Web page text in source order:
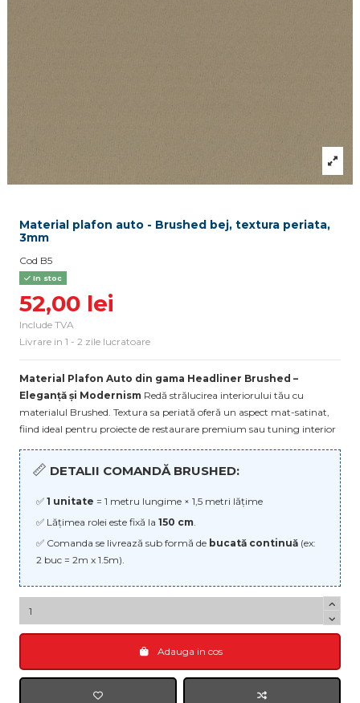
Material plafon auto - Brushed bej, textura periata,
3mm
Cod B5
In stoc
52,00 lei
Include TVA
Livrare in 1 - 2 zile lucratoare
Material Plafon Auto din gama Headliner Brushed –
Eleganță și Modernism Redă strălucirea interiorului tău cu
materialul Brushed. Textura sa periată oferă un aspect mat-satinat,
fiind ideal pentru proiecte de restaurare premium sau tuning interior
📏 DETALII COMANDĂ BRUSHED:
✅ 1 unitate = 1 metru lungime × 1,5 metri lățime
✅ Lățimea rolei este fixă la 150 cm
✅ Comanda se livrează sub formă de bucată continuă (ex:
2 buc = 2m x 1.5m).
Adauga in cos